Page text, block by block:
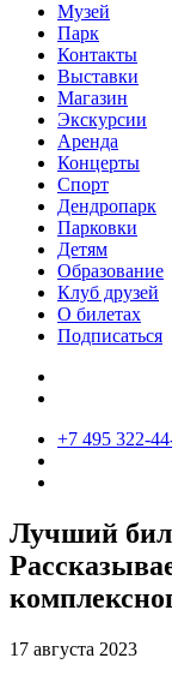
Музей
Парк
Контакты
Выставки
Магазин
Экскурсии
Аренда
Концерты
Спорт
Дендропарк
Парковки
Детям
Образование
Клуб друзей
О билетах
Подписаться
+7 495 322-
Лучший
17 августа 2023